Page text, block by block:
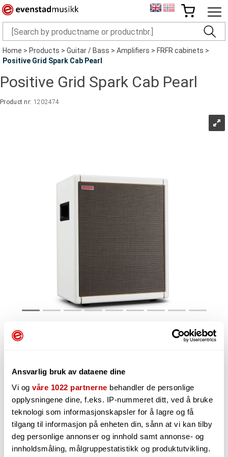
Ansvarlig bruk av dataene dine
Vi og våre 1022 partnerne behandler de personlige
opplysningene dine, f.eks. IP-nummeret ditt, ved å bruke
teknologi som informasjonskapsler for å lagre og få
tilgang til informasjon på enheten din, sånn at vi kan tilby
deg personlige annonser og innhold samt annonse- og
innholdsmåling, målgruppestatistikk og produktutvikling.
Home>Products>Guitar / Bass>Amplifiers>FRFR cabinets>
Positive Grid Spark Cab Pearl
Positive Grid Spark Cab Pearl
Product nr: 1202474
- +